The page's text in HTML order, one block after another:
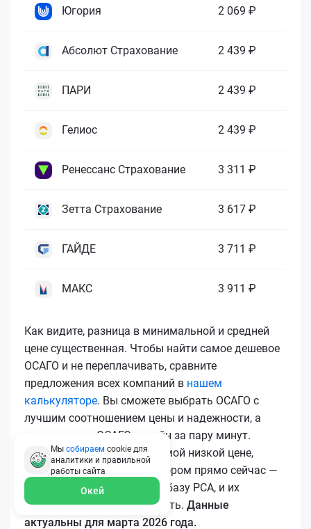
Югория 2 069 ₽
Абсолют Страхование 2 439 ₽
ПАРИ 2 439 ₽
Гелиос 2 439 ₽
Ренессанс Страхование 3 311 ₽
Зетта Страхование 3 617 ₽
ГАЙДЕ 3 711 ₽
МАКС 3 911 ₽
Как видите, разница в минимальной и средней
цене существенная. Чтобы найти самое дешевое
ОСАГО и не переплачивать, сравните
предложения всех компаний в нашем
калькуляторе. Вы сможете выбрать ОСАГО с
лучшим соотношением цены и надежности, а
затем купить ОСАГО онлайн за пару минут.
Чтобы купить ОСАГО по самой низкой цене,
воспользуйтесь калькулятором прямо сейчас —
все полисы загружаются в базу РСА, и их
подлинность легко проверить. Данные
актуальны для марта 2026 года.
Мы собираем cookie для
аналитики и правильной
работы сайта
Окей